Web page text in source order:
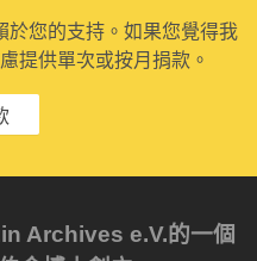
於您的支持。如果您覺得我
提供單次或按月捐款。
Archives e.V.的一個